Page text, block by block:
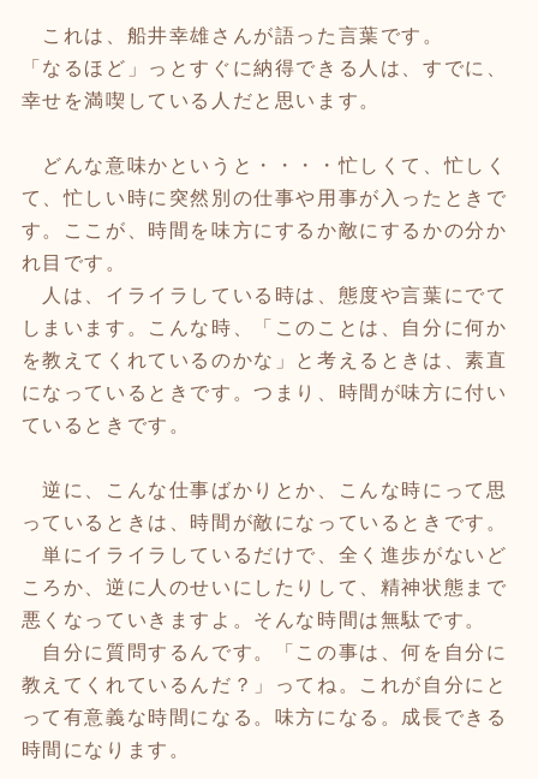
これは、船井幸雄さんが語った言葉です。
「なるほど」っとすぐに納得できる人は、すでに、
幸せを満喫している人だと思います。
どんな意味かというと・・・・忙しくて、忙しく
て、忙しい時に突然別の仕事や用事が入ったときで
す。ここが、時間を味方にするか敵にするかの分か
れ目です。
人は、イライラしている時は、態度や言葉にでて
しまいます。こんな時、「このことは、自分に何か
を教えてくれているのかな」と考えるときは、素直
になっているときです。つまり、時間が味方に付い
ているときです。
逆に、こんな仕事ばかりとか、こんな時にって思
っているときは、時間が敵になっているときです。
単にイライラしているだけで、全く進歩がないど
ころか、逆に人のせいにしたりして、精神状態まで
悪くなっていきますよ。そんな時間は無駄です。
自分に質問するんです。「この事は、何を自分に
教えてくれているんだ？」ってね。これが自分にと
って有意義な時間になる。味方になる。成長できる
時間になります。